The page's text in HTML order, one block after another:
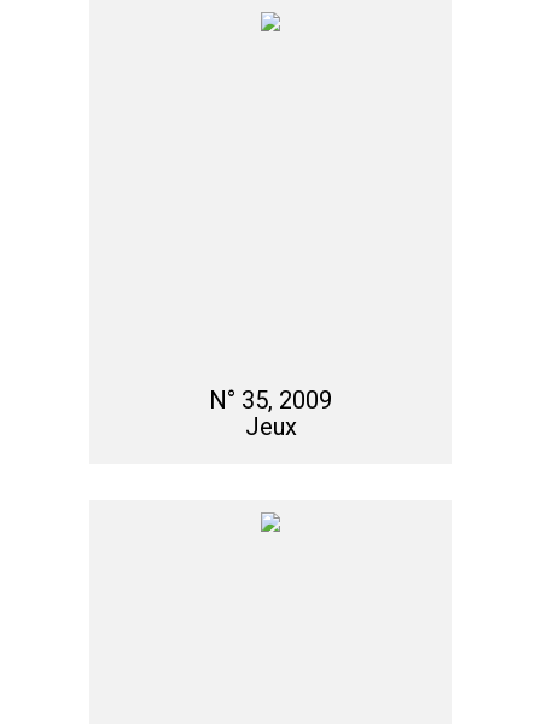
N° 35, 2009
Jeux